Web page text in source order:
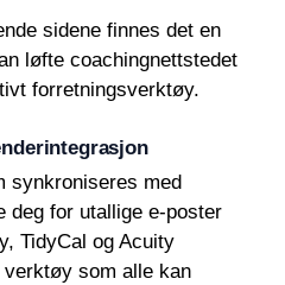
sidene finnes det en
løfte coachingnettstedet
forretningsverktøy.
synkroniseres med
deg for utallige e-poster
TidyCal og Acuity
som alle kan